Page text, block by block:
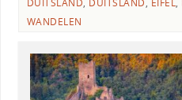
WANDELEN